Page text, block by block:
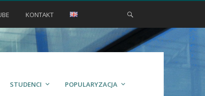
KONTAKT
STUDENCI POPULARYZACJA